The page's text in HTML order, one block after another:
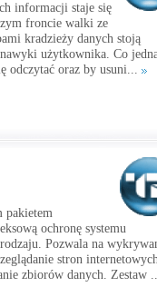
informacji staje się
froncie walki ze
kradzieży danych stoją
użytkownika. Co
odczytać oraz by usuni...
pakietem
ochronę systemu
Pozwala na
stron
zbiorów danych. Zestaw